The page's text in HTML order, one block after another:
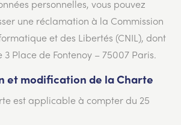
personnelles, vous pouvez
une réclamation à la Commission
et des Libertés (CNIL), dont
3 Place de Fontenoy – 75007 Paris.
et modification de la Charte
est applicable à compter du 25